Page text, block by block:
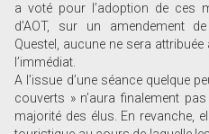
a voté pour l’adoption de ces
d’AOT, sur un amendement
Questel, aucune ne sera
l’immédiat.
A l’issue d’une séance quelque
couverts » n’aura finalement
majorité des élus. En revanche,